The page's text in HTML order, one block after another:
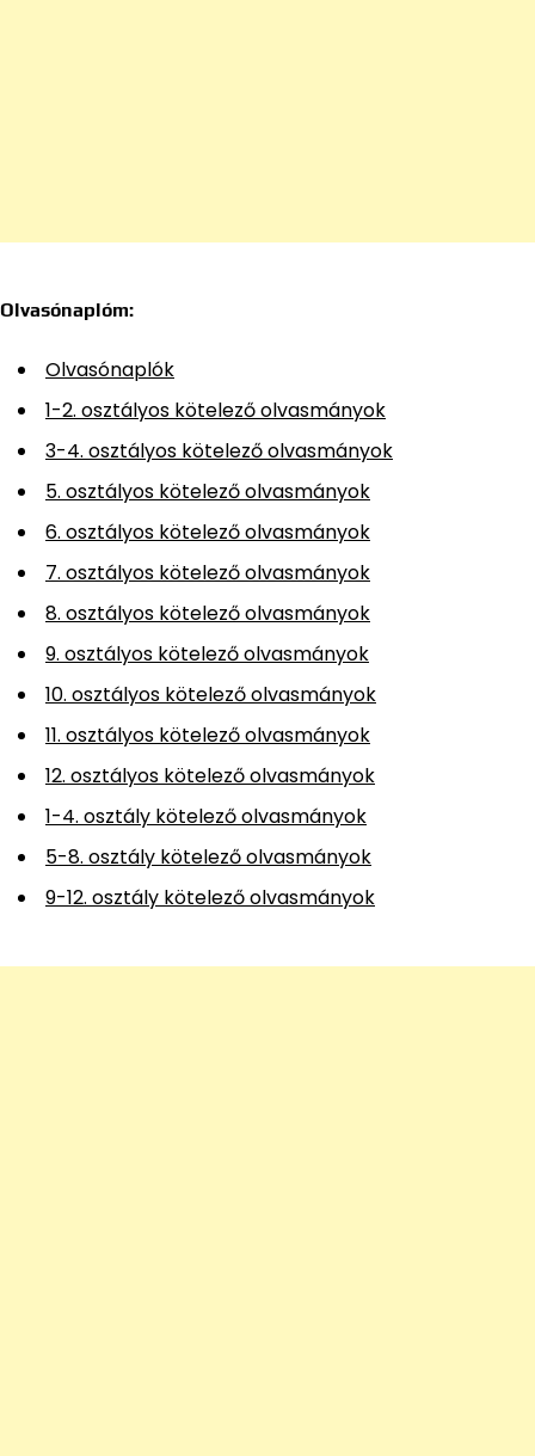
Olvasónaplóm:
Olvasónaplók
1-2. osztályos kötelező olvasmányok
3-4. osztályos kötelező olvasmányok
5. osztályos kötelező olvasmányok
6. osztályos kötelező olvasmányok
7. osztályos kötelező olvasmányok
8. osztályos kötelező olvasmányok
9. osztályos kötelező olvasmányok
10. osztályos kötelező olvasmányok
11. osztályos kötelező olvasmányok
12. osztályos kötelező olvasmányok
1-4. osztály kötelező olvasmányok
5-8. osztály kötelező olvasmányok
9-12. osztály kötelező olvasmányok